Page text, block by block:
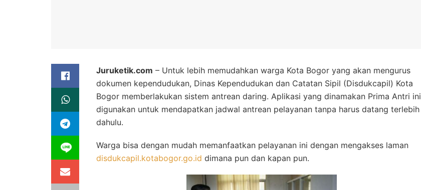
Juruketik.com – Untuk lebih memudahkan warga Kota Bogor yang akan mengurus
dokumen kependudukan, Dinas Kependudukan dan Catatan Sipil (Disdukcapil) Kota
Bogor memberlakukan sistem antrean daring. Aplikasi yang dinamakan Prima Antri ini
digunakan untuk mendapatkan jadwal antrean pelayanan tanpa harus datang terlebih
dahulu.
Warga bisa dengan mudah memanfaatkan pelayanan ini dengan mengakses laman
disdukcapil.kotabogor.go.id dimana pun dan kapan pun.